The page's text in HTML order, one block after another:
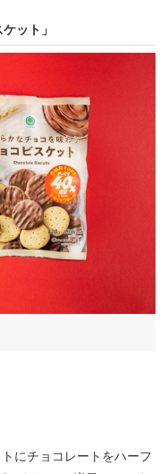
ット」
にチョコレートをハーフ